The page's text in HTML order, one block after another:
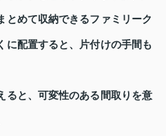
とめて収納できるファミリーク
に配置すると、片付けの手間も
ると、可変性のある間取りを意